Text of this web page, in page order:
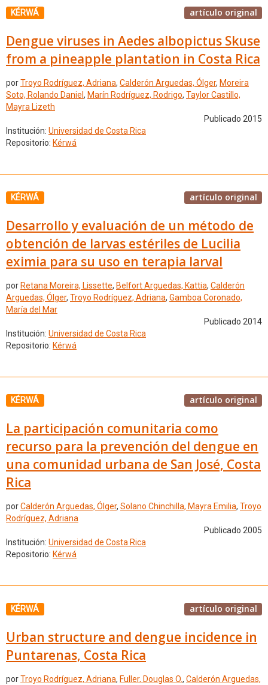
KÉRWÁ artículo original
Dengue viruses in Aedes albopictus Skuse
from a pineapple plantation in Costa Rica
porTroyo Rodríguez, Adriana, Calderón Arguedas, Ólger, Moreira
Soto, Rolando Daniel , Marín Rodríguez, Rodrigo, Taylor Castillo,
Mayra Lizeth
Publicado 2015
Institución: Universidad de Costa Rica
Repositorio: Kérwá
KÉRWÁ artículo original
Desarrollo y evaluación de un método de
obtención de larvas estériles de Lucilia
eximia para su uso en terapia larval
por Retana Moreira, Lissette, Belfort Arguedas, Kattia, Calderón
Arguedas, Ólger, Troyo Rodríguez, Adriana, Gamboa Coronado,
María del Mar
Publicado 2014
Institución: Universidad de Costa Rica
Repositorio: Kérwá
KÉRWÁ artículo original
La participación comunitaria como
recurso para la prevención del dengue en
una comunidad urbana de San José, Costa
Rica
porCalderón Arguedas, Ólger, Solano Chinchilla, Mayra Emilia, Troyo
Rodríguez, Adriana
Publicado 2005
Institución: Universidad de Costa Rica
Repositorio: Kérwá
KÉRWÁ artículo original
Urban structure and dengue incidence in
Puntarenas, Costa Rica
porTroyo Rodríguez, Adriana, Fuller, Douglas O., Calderón Arguedas,